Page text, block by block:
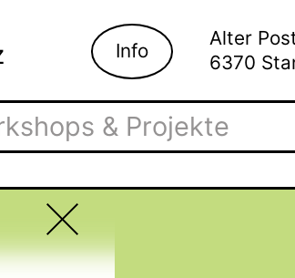
Info
Alter
6370
& Projekte